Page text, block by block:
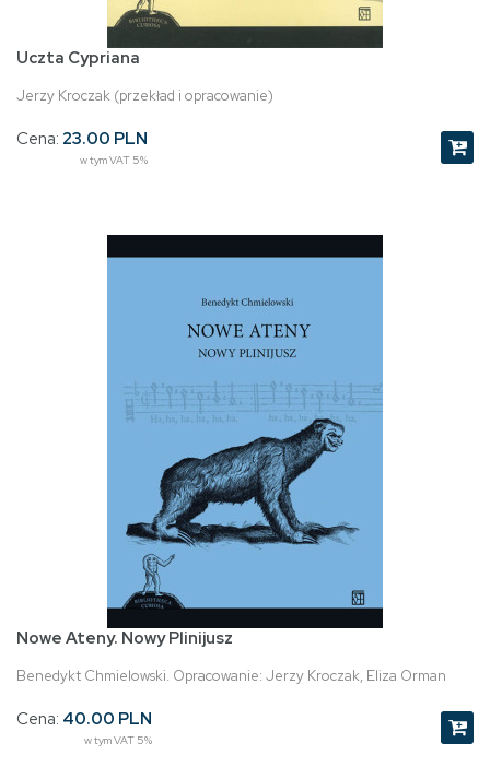
Uczta Cypriana
Jerzy Kroczak (przekład i opracowanie)
Cena: 23.00 PLN
w tym VAT 5%
Nowe Ateny. Nowy Plinijusz
Benedykt Chmielowski. Opracowanie: Jerzy Kroczak, Eliza Orman
Cena: 40.00 PLN
w tym VAT 5%